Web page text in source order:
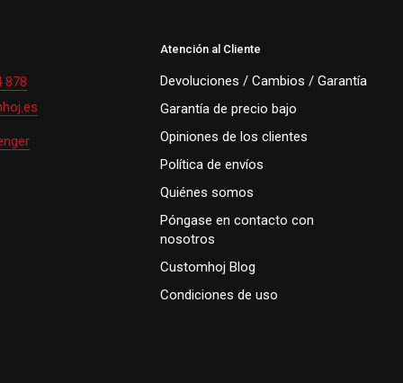
878
Atención al Cliente
Devoluciones / Cambios / Garantía
Garantía de precio bajo
Opiniones de los clientes
Política de envíos
Quiénes somos
Póngase en contacto con
nosotros
Customhoj Blog
Condiciones de uso